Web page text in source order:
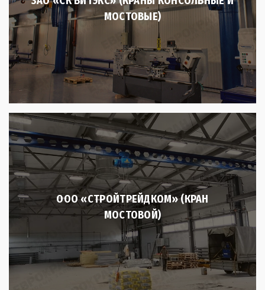
МОСТОВЫЕ)
ООО «СТРОЙТРЕЙДКОМ» (КРАН
МОСТОВОЙ)